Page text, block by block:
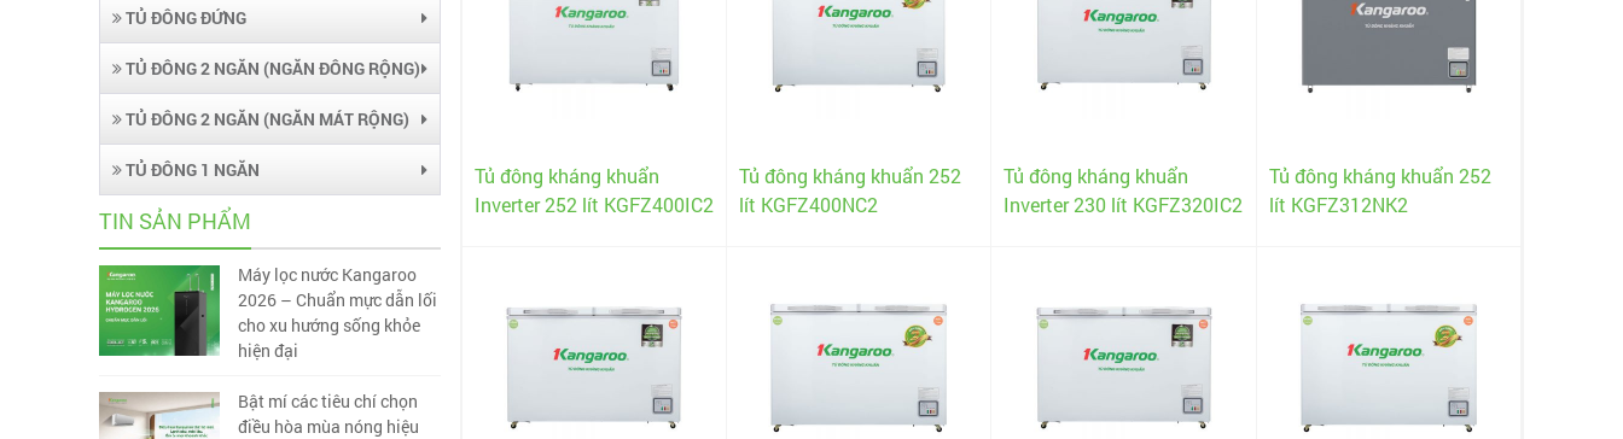
TỦ ĐÔNG ĐỨNG
TỦ ĐÔNG 2 NGĂN (NGĂN ĐÔNG RỘNG)
TỦ ĐÔNG 2 NGĂN (NGĂN MÁT RỘNG)
TỦ ĐÔNG 1 NGĂN
TIN SẢN PHẨM
Máy lọc nước Kangaroo
2026 – Chuẩn mực dẫn lối
cho xu hướng sống khỏe
hiện đại
Bật mí các tiêu chí chọn
điều hòa mùa nóng hiệu
Tủ đông kháng khuẩn
Inverter 252 lít KGFZ400IC2
Tủ đông kháng khuẩn 252
lít KGFZ400NC2
Tủ đông kháng khuẩn
Inverter 230 lít KGFZ320IC2
Tủ đông kháng khuẩn 252
lít KGFZ312NK2